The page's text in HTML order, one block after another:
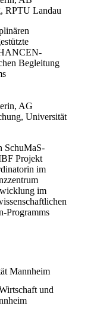
RPTU Landau
Begleitung
AG
Universität
SchuMaS-
Projekt
im
im
Programms
Mannheim
und